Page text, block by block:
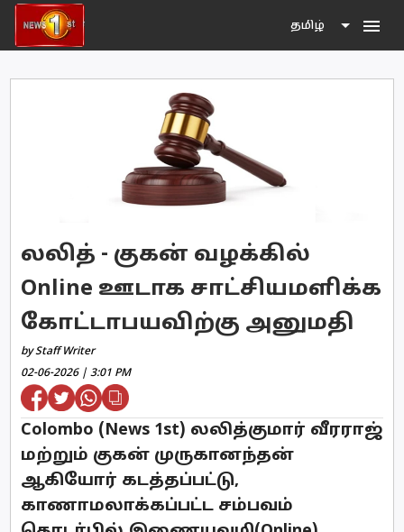
தமிழ் menu
லலித் - குகன் வழக்கில்
Online ஊடாக சாட்சியமளிக்க
கோட்டாபயவிற்கு அனுமதி
by Staff Writer
02-06-2026 | 3:01 PM
Colombo (News 1st) லலித்குமார் வீரராஜ்
மற்றும் குகன் முருகானந்தன்
ஆகியோர் கடத்தப்பட்டு,
காணாமலாக்கப்பட்ட சம்பவம்